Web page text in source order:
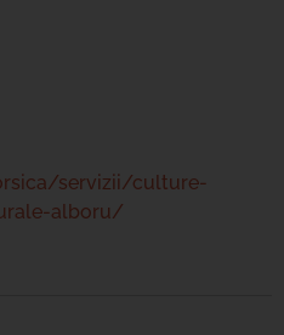
servizii/culture-
alboru/